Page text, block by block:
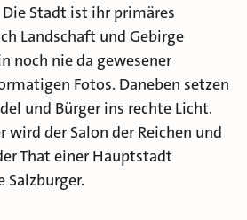
Stadt ist ihr primäres
Landschaft und Gebirge
noch nie da gewesener
Fotos. Daneben setzen
und Bürger ins rechte Licht.
wird der Salon der Reichen und
That einer Hauptstadt
Salzburger.